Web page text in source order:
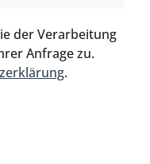
der Verarbeitung
Anfrage zu.
.